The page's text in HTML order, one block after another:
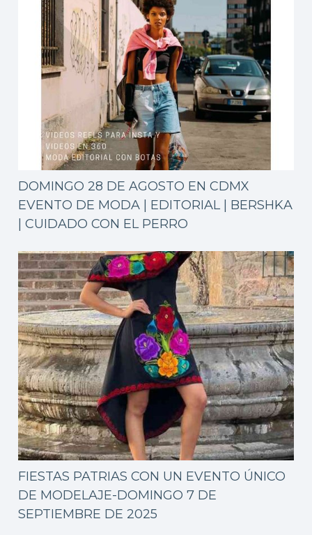
DOMINGO 28 DE AGOSTO EN CDMX
EVENTO DE MODA | EDITORIAL | BERSHKA
| CUIDADO CON EL PERRO
FIESTAS PATRIAS CON UN EVENTO ÚNICO
DE MODELAJE-DOMINGO 7 DE
SEPTIEMBRE DE 2025